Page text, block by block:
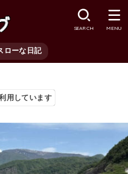
ローな日記
SEARCH MENU
用しています